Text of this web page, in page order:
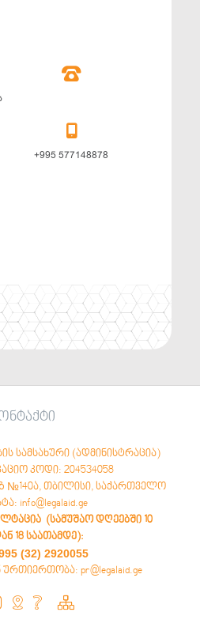


+995 577148878
სამსახური (ადმინისტრაცია)
კოდი: 204534058
№140ა, თბილისი, საქართველო
info@legalaid.ge
(სამუშაო დღეებში 10
18 საათამდე):
(32) 2920055
pr@legalaid.ge